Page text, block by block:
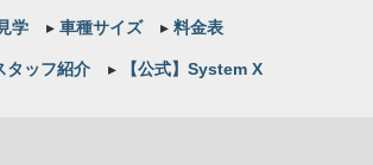
学 ▸車種サイズ ▸料金表
タッフ紹介 ▸【公式】System X